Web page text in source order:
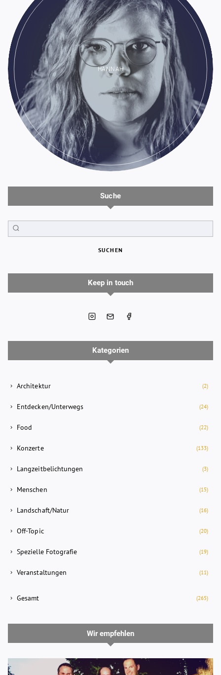
HANNAH
Suche
SUCHEN
Keep in touch
Kategorien
Architektur (2)
Entdecken/Unterwegs (24)
Food (22)
Konzerte (133)
Langzeitbelichtungen (3)
Menschen (15)
Landschaft/Natur (16)
Off-Topic (20)
Spezielle Fotografie (19)
Veranstaltungen (11)
Gesamt (265)
Wir empfehlen